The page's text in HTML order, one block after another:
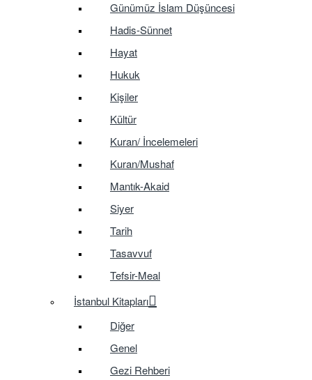
Günümüz İslam Düşüncesi
Hadis-Sünnet
Hayat
Hukuk
Kişiler
Kültür
Kuran/ İncelemeleri
Kuran/Mushaf
Mantık-Akaid
Siyer
Tarih
Tasavvuf
Tefsir-Meal
İstanbul Kitapları
Diğer
Genel
Gezi Rehberi